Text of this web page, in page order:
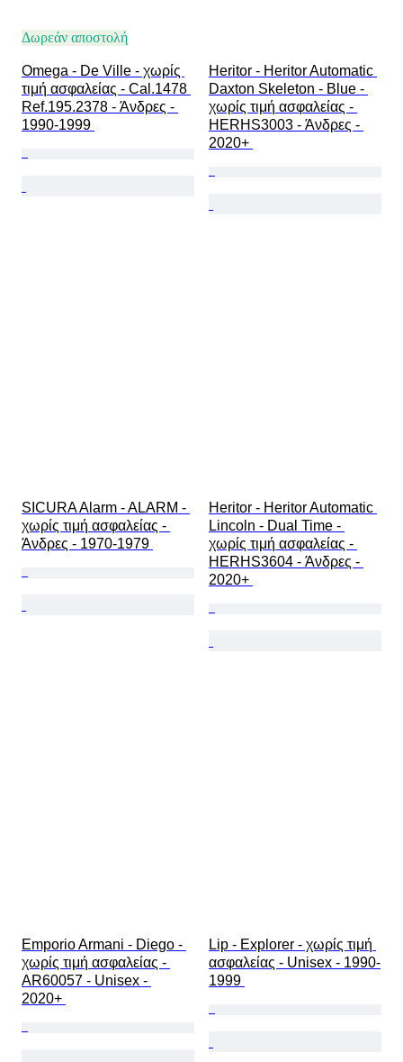
Δωρεάν αποστολή
Omega - De Ville - χωρίς
τιμή ασφαλείας - Cal.1478
Ref.195.2378 - Άνδρες -
1990-1999
Heritor - Heritor Automatic
Daxton Skeleton - Blue -
χωρίς τιμή ασφαλείας -
HERHS3003 - Άνδρες -
2020+
SICURA Alarm - ALARM -
χωρίς τιμή ασφαλείας -
Άνδρες - 1970-1979
Heritor - Heritor Automatic
Lincoln - Dual Time -
χωρίς τιμή ασφαλείας -
HERHS3604 - Άνδρες -
2020+
Emporio Armani - Diego -
χωρίς τιμή ασφαλείας -
AR60057 - Unisex -
2020+
Lip - Explorer - χωρίς τιμή
ασφαλείας - Unisex - 1990-
1999